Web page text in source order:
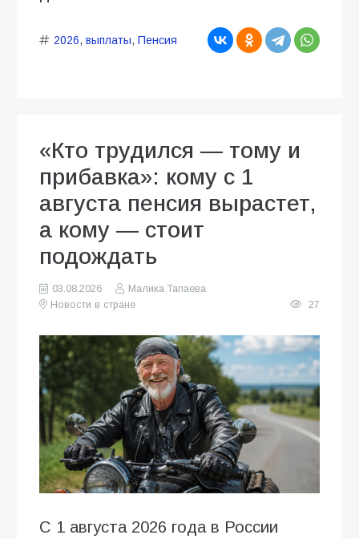
2026, выплаты, Пенсия
«Кто трудился — тому и
прибавка»: кому с 1
августа пенсия вырастет,
а кому — стоит
подождать
03.08.2026
Малика Тапаева
Новости в стране
27
С 1 августа 2026 года в России